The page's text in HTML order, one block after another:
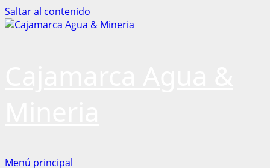
Saltar al contenido
Menú principal